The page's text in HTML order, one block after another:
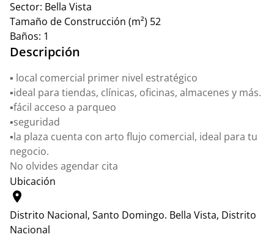
Sector: Bella Vista
Tamaño de Construcción (m²) 52
Baños: 1
Descripción
▪️ local comercial primer nivel estratégico
▪️ideal para tiendas, clínicas, oficinas, almacenes y más.
▪️fácil acceso a parqueo
▪️seguridad
▪️la plaza cuenta con arto flujo comercial, ideal para tu
negocio.
No olvides agendar cita
Ubicación
location_on
Distrito Nacional, Santo Domingo. Bella Vista, Distrito
Nacional